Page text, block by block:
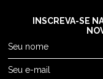
INSCREVA-SE
Seu nome
Seu e-mail